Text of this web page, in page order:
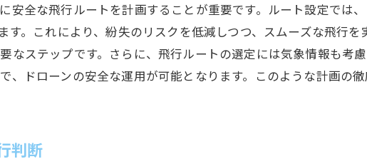
近距離での位置特定の精度
RFIDによるデータ収集と分析
障害物の多い環境でのRFID活用
安全な飛行ルートを計画することが重要です。ルート設定では
す。これにより、紛失のリスクを低減しつつ、スムーズな飛行
なステップです。さらに、飛行ルートの選定には気象情報も考
、ドローンの安全な運用が可能となります。このような計画の
判断